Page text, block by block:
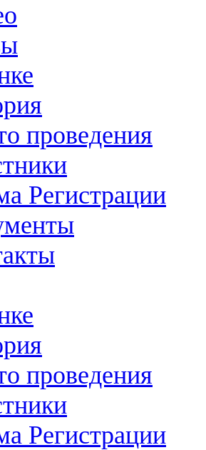
проведения
Регистрации
проведения
Регистрации